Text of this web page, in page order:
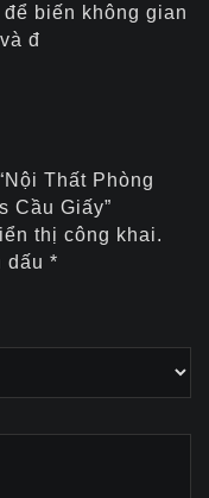
biến không gian
đ
Thất Phòng
Cầu Giấy”
thị công khai.
dấu *